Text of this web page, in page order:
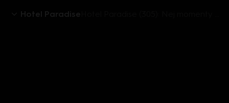
Hotel Paradise